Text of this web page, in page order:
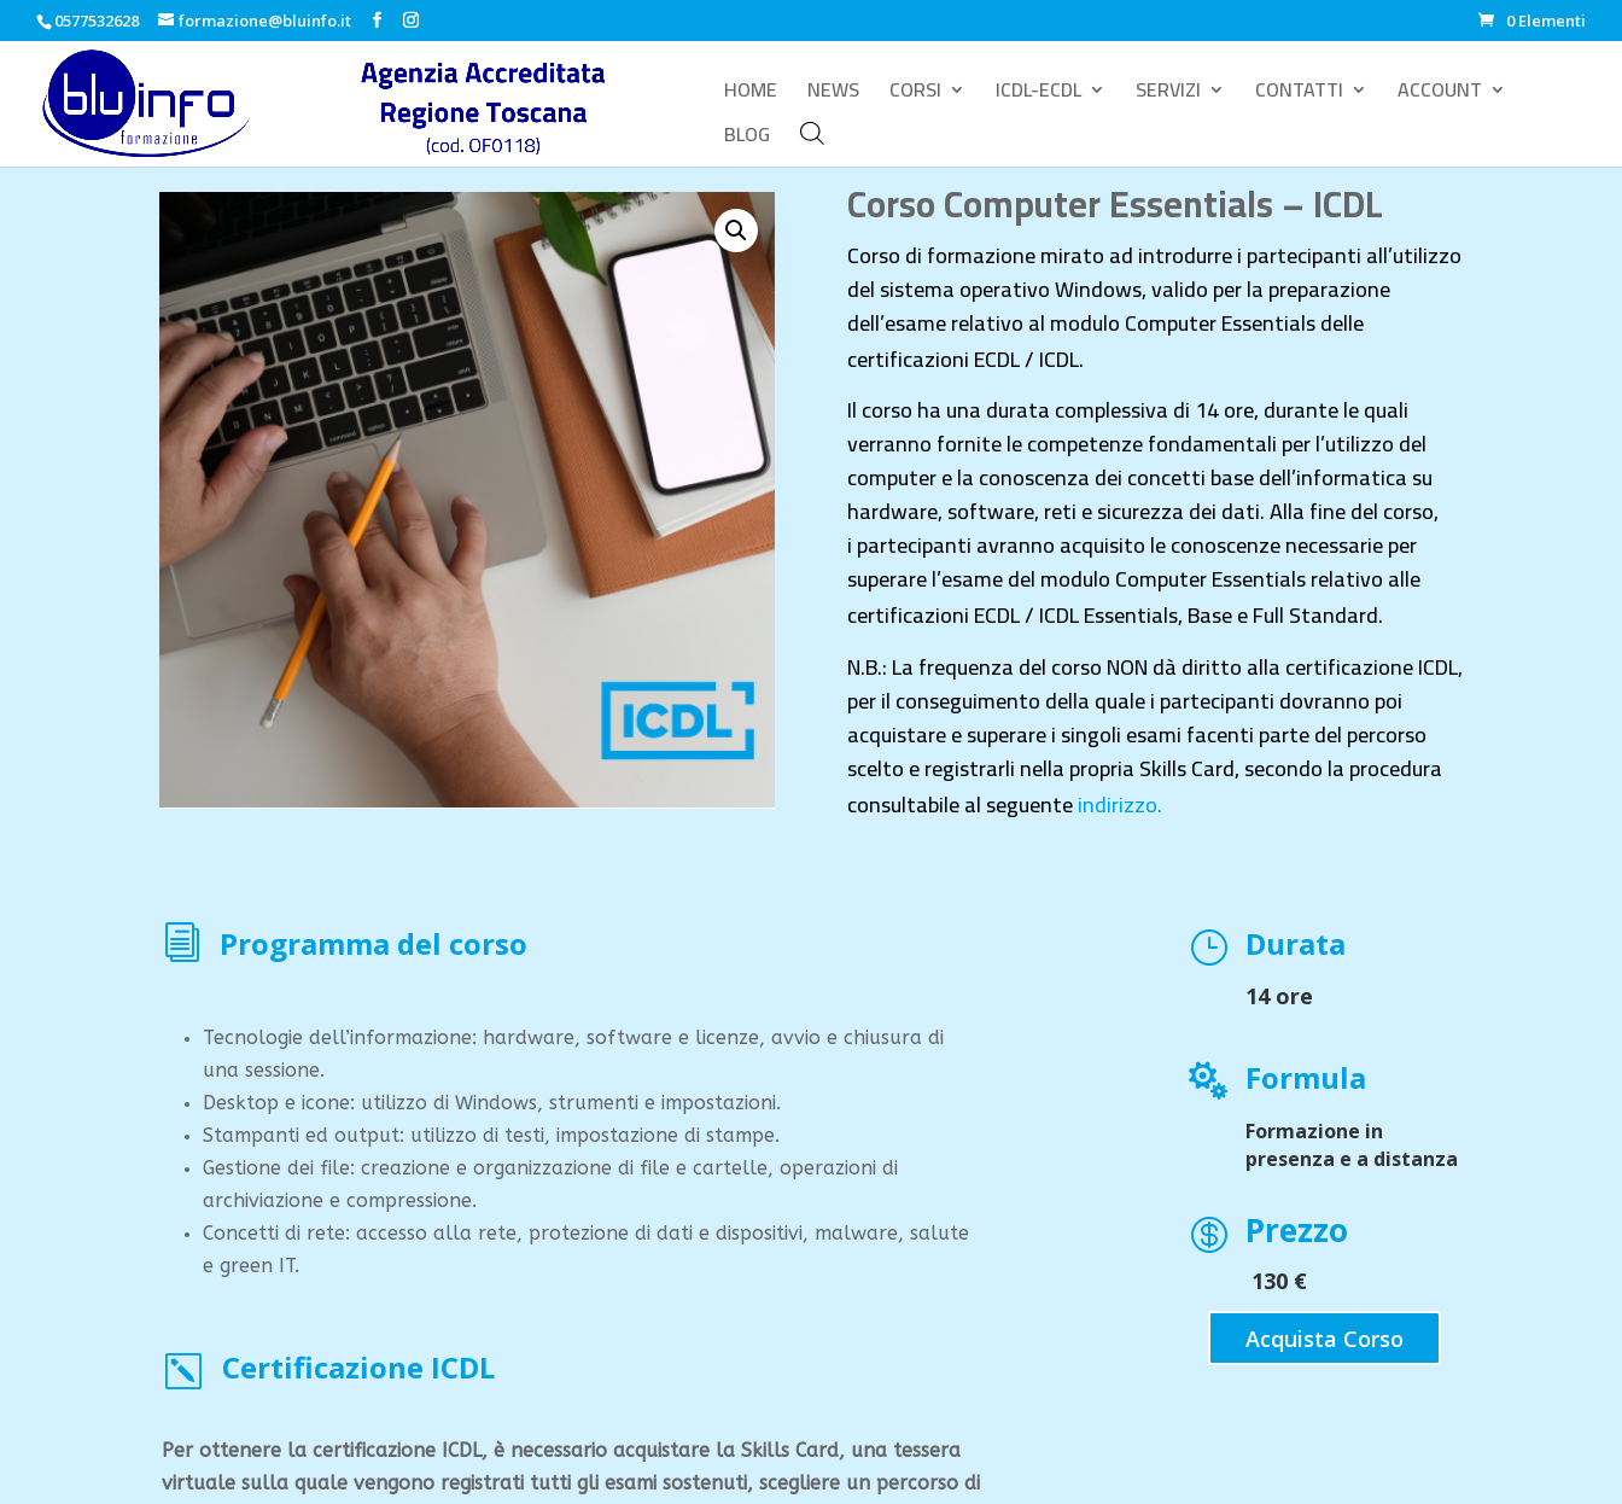
0577532628 formazione@bluinfo.it 0 Elementi
HOME NEWS CORSI ICDL-ECDL SERVIZI CONTATTI
ACCOUNT
BLOG
Corso Computer Essentials – ICDL
Corso di formazione mirato ad introdurre i partecipanti all’utilizzo
del sistema operativo Windows, valido per la preparazione
dell’esame relativo al modulo Computer Essentials delle
certificazioni ECDL / ICDL.
Il corso ha una durata complessiva di 14 ore, durante le quali
verranno fornite le competenze fondamentaliper l’utilizzo del
computer e la conoscenza dei concetti base dell’informatica su
hardware, software, reti e sicurezza dei dati. Alla fine del corso,
i partecipanti avranno acquisito le conoscenze necessarie per
superare l’esame del modulo Computer Essentials relativo alle
certificazioni ECDL / ICDL Essentials, Base e Full Standard.
N.B.: La frequenza del corso NON dà diritto alla certificazione ICDL,
per il conseguimento della quale i partecipanti dovranno poi
acquistare e superare i singoli esami facenti parte del percorso
scelto e registrarli nella propria Skills Card, secondo la procedura
consultabile al seguenteindirizzo.
i Programma del corso
Tecnologie dell’informazione: hardware, software e licenze, avvio e chiusura di
una sessione.
Desktop e icone: utilizzo di Windows, strumenti e impostazioni.
Stampanti ed output: utilizzo di testi, impostazione di stampe.
Gestione dei file: creazione e organizzazione di file e cartelle, operazioni di
archiviazione e compressione.
Concetti di rete: accesso alla rete, protezione di dati e dispositivi, malware, salute
e green IT.
k Certificazione ICDL
Per ottenere la certificazione ICDL, è necessario acquistare la Skills Card, una tessera
virtuale sulla quale vengono registrati tutti gli esami sostenuti, scegliere un percorso di
} Durata
14 ore
 Formula
Formazione in
presenza e a distanza
 Prezzo
130 €
Acquista Corso